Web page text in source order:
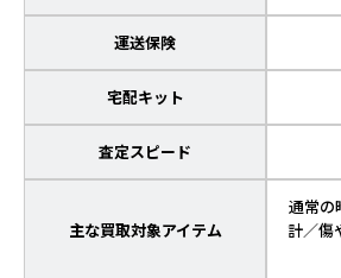
運送保険
宅配キット
査定スピード
主な買取対象アイテム
通常の
計／傷